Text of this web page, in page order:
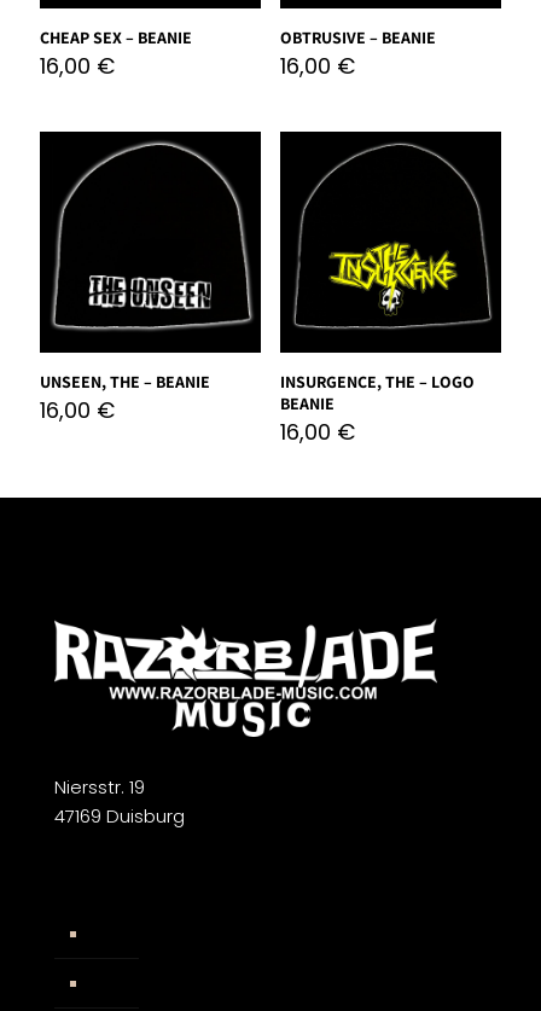
CHEAP SEX – BEANIE
16,00 €
OBTRUSIVE – BEANIE
16,00 €
UNSEEN, THE – BEANIE
16,00 €
INSURGENCE, THE – LOGO
BEANIE
16,00 €
Niersstr. 19
47169 Duisburg